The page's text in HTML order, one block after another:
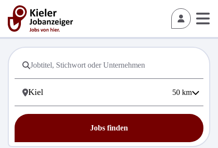
50 km
Jobs finden